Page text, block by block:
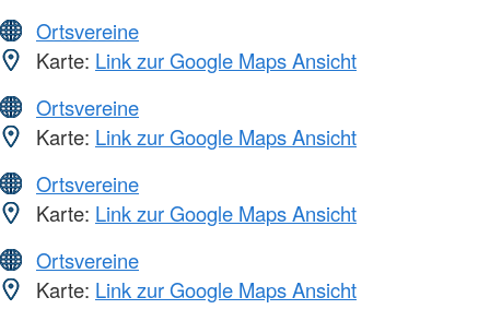
Ortsvereine
Karte: Link zur Google Maps Ansicht
Ortsvereine
Karte: Link zur Google Maps Ansicht
Ortsvereine
Karte: Link zur Google Maps Ansicht
Ortsvereine
Karte: Link zur Google Maps Ansicht